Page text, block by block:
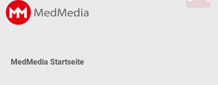
MedMedia Startseite